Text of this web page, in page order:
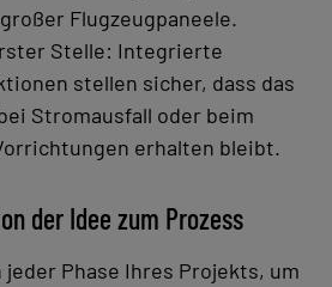
Flugzeugpaneele.
Stelle: Integrierte
stellen sicher, dass das
Stromausfall oder beim
erhalten bleibt.
der Idee zum Prozess
Phase Ihres Projekts, um